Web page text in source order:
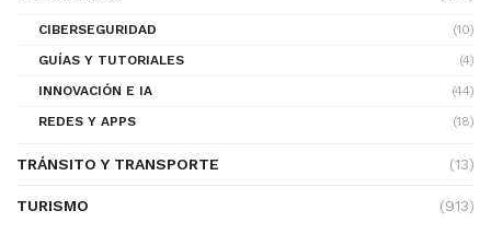
CIBERSEGURIDAD
(10)
GUÍAS Y TUTORIALES
(4)
INNOVACIÓN E IA
(44)
REDES Y APPS
(18)
TRÁNSITO Y TRANSPORTE (13)
TURISMO (913)